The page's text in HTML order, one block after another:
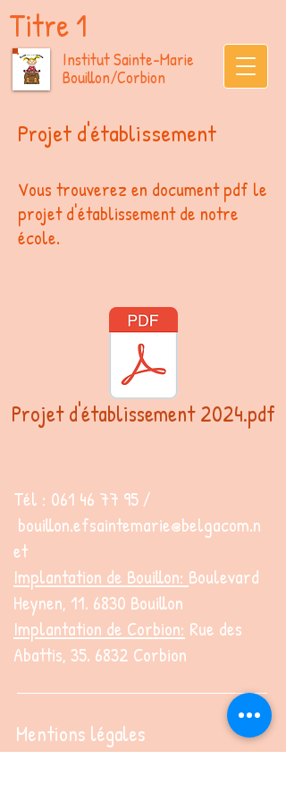
Institut Sainte-Marie
Bouillon/Corbion
Titre 1
Projet d'établissement
Vous trouverez en document pdf le
projet d'établissement de notre
école.
Projet d'établissement 2024.pdf
Tél : 061 46 77 95/
bouillon.efsaintemarie@belgacom.n
et
Implantation de Bouillon: Boulevard
Heynen, 11. 6830 Bouillon
Implantation de Corbion: Rue des
Abattis, 35. 6832 Corbion
Mentions légales